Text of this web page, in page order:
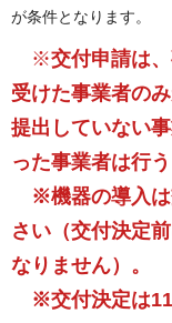
が条件となります。
※交付申請は
受けた事業者の
提出していない
った事業者は行
※機器の導入
さい（交付決定
なりません）。
※交付決定は11